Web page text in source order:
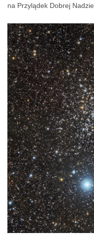
na Przylądek Dobrej